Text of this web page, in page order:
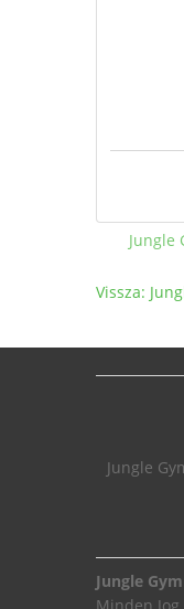
Jungle
Vissza:
Jungle
Jungle